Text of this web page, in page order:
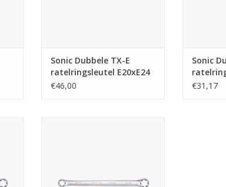
Sonic Dubbele TX-E
ratelringsleutel E20xE24
€46,00
Sonic
€31,17